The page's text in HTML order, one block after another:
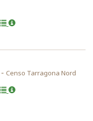
Censo Tarragona Nord